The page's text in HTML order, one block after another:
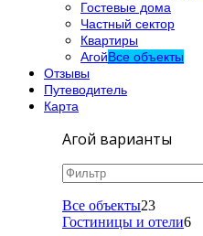
Гостевые дома
Частный сектор
Квартиры
АгойВсе объекты
Отзывы
Путеводитель
Карта
Агой варианты
Все объекты23
Гостиницы и отели6